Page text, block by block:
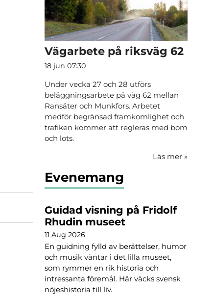
Vägarbete på riksväg 62
18 jun 07:30
Under vecka 27 och 28 utförs
beläggningsarbete på väg 62 mellan
Ransäter och Munkfors. Arbetet
medför begränsad framkomlighet och
trafiken kommer att regleras med bom
och lots.
Läs mer »
Evenemang
Guidad visning på Fridolf
Rhudin museet
11 Aug 2026
En guidning fylld av berättelser, humor
och musik väntar i det lilla museet,
som rymmer en rik historia och
intressanta föremål. Här väcks svensk
nöjeshistoria till liv.